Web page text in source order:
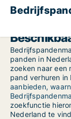
panden in
zoeken naar een
pand verhuren in
aanbieden,
zoekfunctie
Nederland te